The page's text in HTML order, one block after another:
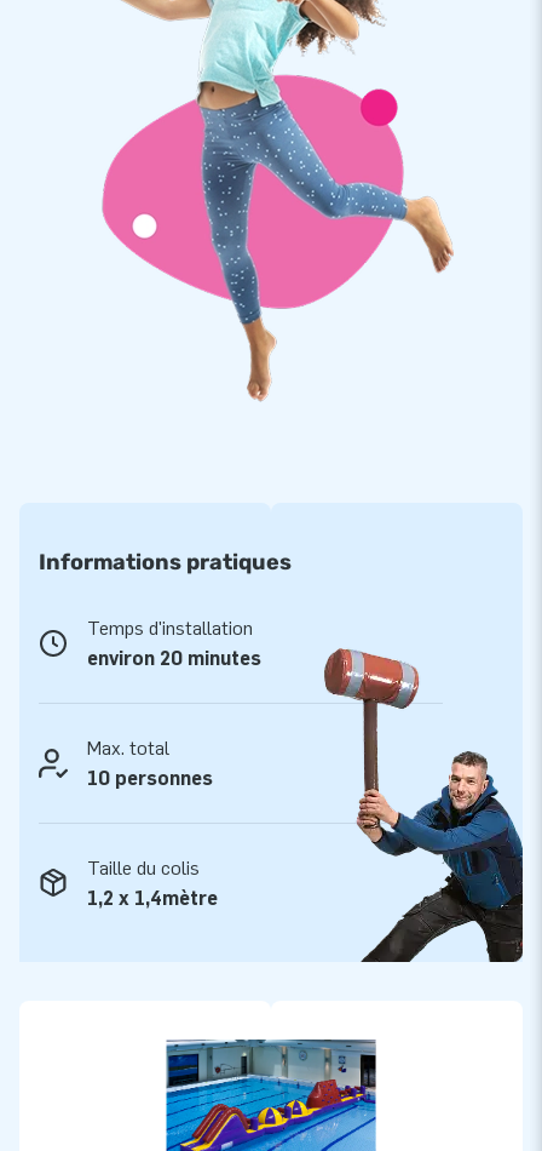
aventure XL 17M est fourni avec le matériel d'ancrage, une
soufflerie et une rallonge de tube de 10M afin que la soufflerie
permanente soit suffisament éloignée de l'eau comme
l'indique l'exigence de sécurité. Tout a été pensé, tout est
livré prêt à l'emploi!
JB est synonyme de qualité supérieure
Toutes les structures JB sont fabriquées à partir de PVC
solide, de haute qualité avec une densité minimum de 650 à
680g/m2. Cette toile particulière de PVC a été traitée en
amont pour résister au chlore et aux influences de l'eau libre.
De plus, toutes nos structures gonflables sont cousues à
multiples reprises sur les endroits réputés à risques afin de
autres clients.
depuis plus de 15 ans et cela auprès de plus de 15.000 clients
à travers le monde. Ce fort développement est le fruit d'un
travail professionnel effectué par des équipes de
concepteurs, d'innovation, de conseil et de logistique qui
offrent des attractions gonflables uniques! JB c'est
l'assurance d'un suivi, d'un service, d'une fabrication et d'une
Informations pratiques
Temps d'installation
environ 20 minutes
Max. total
10 personnes
Taille du colis
1,2 x 1,4mètre